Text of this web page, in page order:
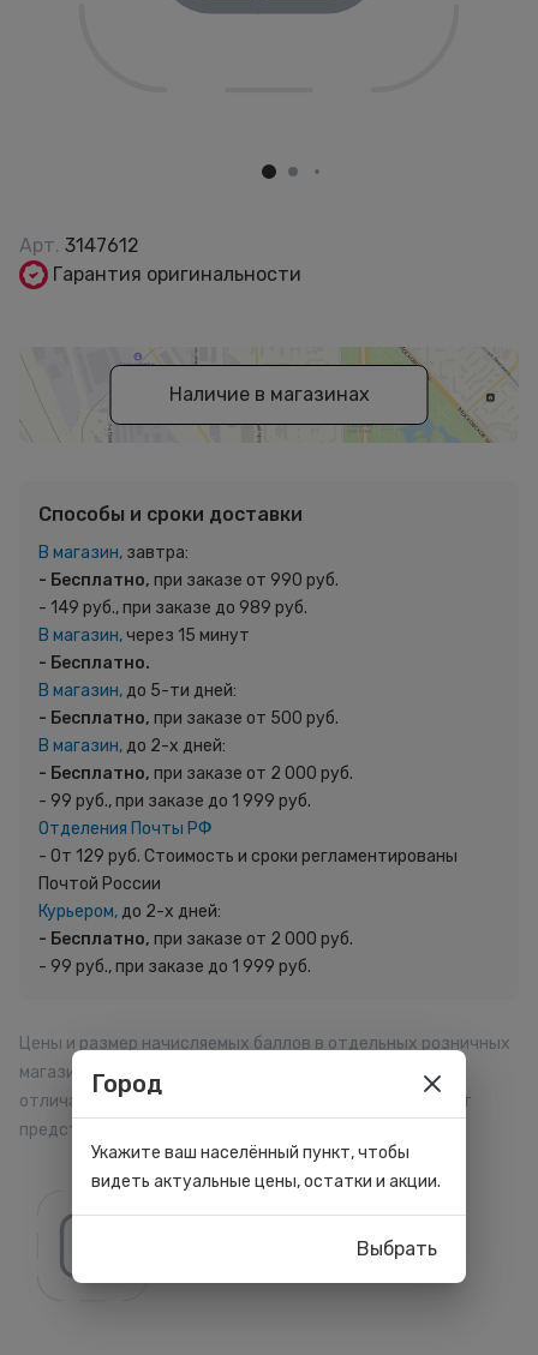
Арт. 3147612
Гарантия оригинальности
Наличие в магазинах
Способы и сроки доставки
В магазин, завтра:
- Бесплатно, при заказе от 990 руб.
- 149 руб., при заказе до 989 руб.
В магазин,через 15 минут
- Бесплатно.
В магазин,до 5-ти дней:
- Бесплатно, при заказе от 500 руб.
В магазин,до 2-х дней:
- Бесплатно, при заказе от 2 000 руб.
- 99 руб., при заказе до 1 999 руб.
Отделения Почты РФ
- От 129 руб. Стоимость и сроки регламентированы
Почтой России
Курьером,до 2-х дней:
- Бесплатно, при заказе от 2 000 руб.
- 99 руб., при заказе до 1 999 руб.
Цены и размер начисляемых баллов в отдельных розничных
магазинах, на сайте и мобильном приложении могут
отличаться. Внешний вид товара может отличаться от
представленного на сайте.
Город
Укажите ваш населённый пункт, чтобы
видеть актуальные цены, остатки и акции.
Выбрать